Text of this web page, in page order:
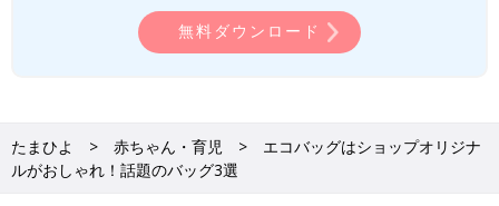
無料ダウンロード
たまひよ 赤ちゃん・育児
エコバッグはショップオリジナ
ルがおしゃれ！話題のバッグ3選